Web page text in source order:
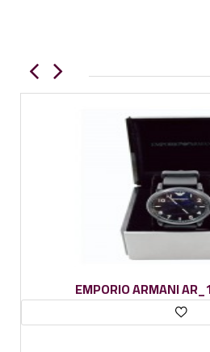
EMPORIO ARMANI